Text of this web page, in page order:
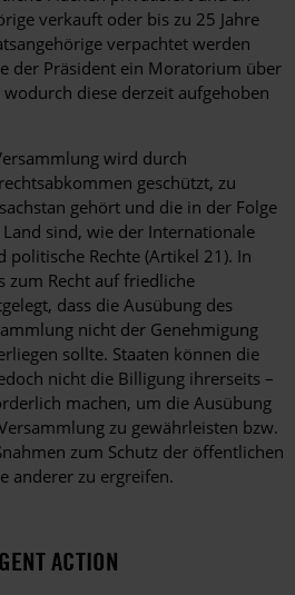
verkauft oder bis zu 25 Jahre
verpachtet werden
der Präsident ein Moratorium über
diese derzeit aufgehoben
wird durch
geschützt, zu
gehört und die in der Folge
sind, wie der Internationale
politische Rechte (Artikel 21). In
zum Recht auf friedliche
dass die Ausübung des
nicht der Genehmigung
sollte. Staaten können die
nicht die Billigung ihrerseits –
machen, um die Ausübung
zu gewährleisten bzw.
zum Schutz der öffentlichen
anderer zu ergreifen.
ACTION